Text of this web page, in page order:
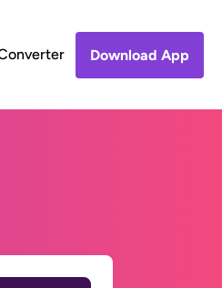
Download App